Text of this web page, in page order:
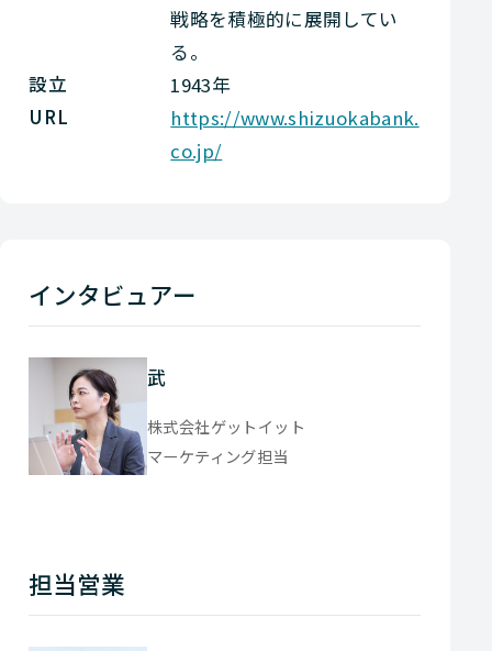
戦略を積極的に展開してい
る。
設立
1943年
URL
https://www.shizuokabank.
co.jp/
インタビュアー
武
株式会社ゲットイット
マーケティング担当
担当営業